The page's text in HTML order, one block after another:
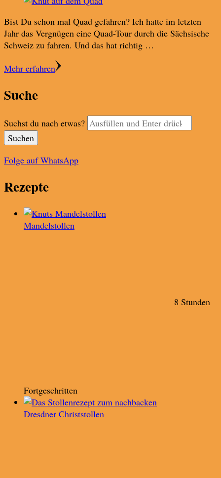
Bist Du schon mal Quad gefahren? Ich hatte im letzten
Jahr das Vergnügen eine Quad-Tour durch die Sächsische
Schweiz zu fahren. Und das hat richtig …
Mehr erfahren
Suche
Suchst du nach etwas?
Folge auf WhatsApp
Rezepte
Mandelstollen
8 Stunden
Fortgeschritten
Dresdner Christstollen